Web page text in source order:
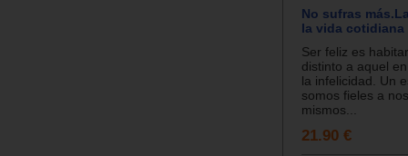
No sufras
la vida cotidiana
Ser feliz es
distinto a aquel
la infelicidad. Un
somos fieles a
mismos...
21.90 €